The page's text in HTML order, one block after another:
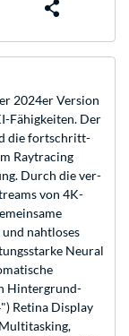
2024er Version
Fähig­keiten. Der
die fort­schritt­
Raytracing
Durch die ver­
von 4K-
naht­loses
Neural
Hinter­grund­
Retina Dis­play